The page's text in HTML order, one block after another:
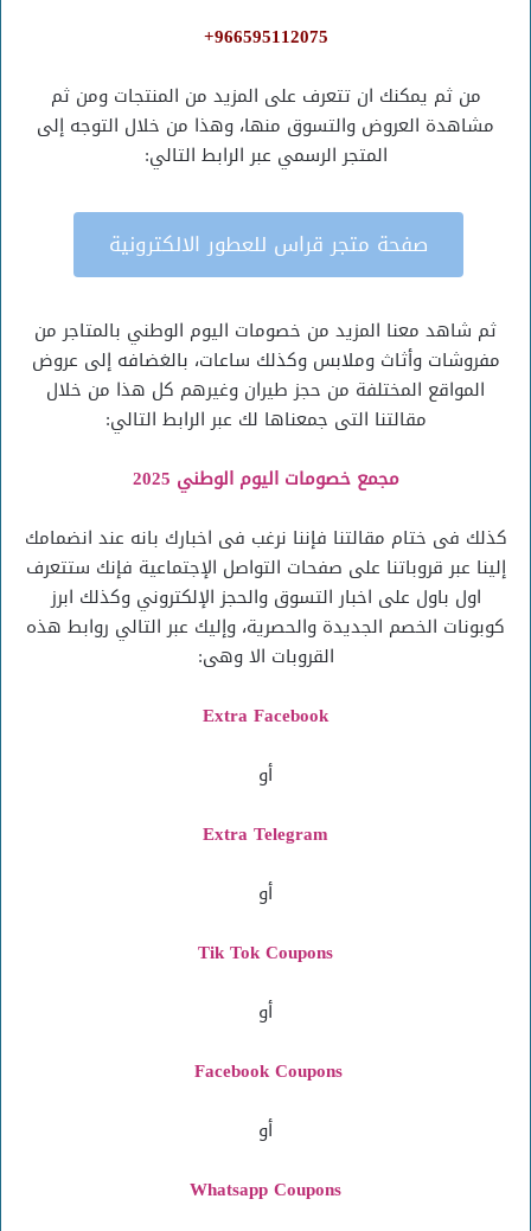
966595112075+
من ثم يمكنك ان تتعرف على المزيد من المنتجات ومن ثم
مشاهدة العروض والتسوق منها، وهذا من خلال التوجه إلى
المتجر الرسمي عبر الرابط التالي:
صفحة متجر قراس للعطور الالكترونية
ثم شاهد معنا المزيد من خصومات اليوم الوطني بالمتاجر من
مفروشات وأثاث وملابس وكذلك ساعات، بالغضافه إلى عروض
المواقع المختلفة من حجز طيران وغيرهم كل هذا من خلال
مقالتنا التى جمعناها لك عبر الرابط التالي:
مجمع خصومات اليوم الوطني 2025
كذلك فى ختام مقالتنا فإننا نرغب فى اخبارك بانه عند انضمامك
إلينا عبر قروباتنا على صفحات التواصل الإجتماعية فإنك ستتعرف
اول باول على اخبار التسوق والحجز الإلكتروني وكذلك ابرز
كوبونات الخصم الجديدة والحصرية، وإليك عبر التالي روابط هذه
القروبات الا وهى:
Extra Facebook
أو
Extra Telegram
أو
Tik Tok Coupons
أو
Facebook Coupons
أو
Whatsapp Coupons